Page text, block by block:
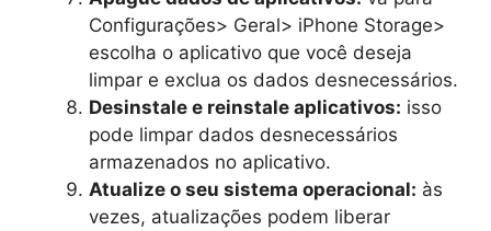
Configurações> Geral> iPhone Storage>
escolha o aplicativo que você deseja
limpar e exclua os dados desnecessários.
Desinstale e reinstale aplicativos: isso
pode limpar dados desnecessários
armazenados no aplicativo.
Atualize o seu sistema operacional: às
vezes, atualizações podem liberar